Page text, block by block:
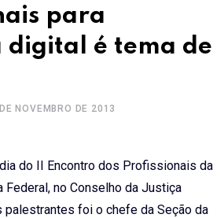
para
digital é tema de
NOVEMBRO DE 2013
do II Encontro dos Profissionais da
Federal, no Conselho da Justiça
palestrantes foi o chefe da Seção da